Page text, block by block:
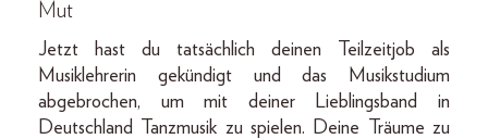
Mut
Jetzt hast du tatsächlich deinen Teilzeitjob als
Musiklehrerin gekündigt und das Musikstudium
abgebrochen, um mit deiner Lieblingsband in
Deutschland Tanzmusik zu spielen. Deine Träume zu